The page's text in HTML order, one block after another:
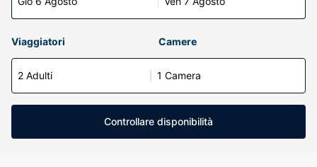
Viaggiatori Camere
2 Adulti 1 Camera
Controllare disponibilità